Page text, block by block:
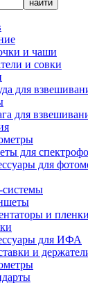
и чаши
и совки
для
для
для
для
системы
и
для ИФА
и